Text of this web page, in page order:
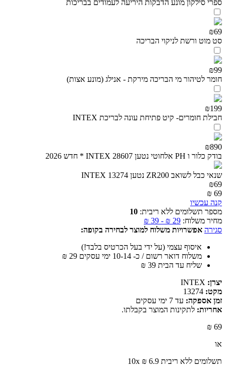
ספרי סילקון מונע הדבקות היריעה לעמודים בבריכות
₪69
סט מוט ורשת לניקוי הבריכה
₪99
חומר לטיהור מי הבריכה מירקת - אנילג (מונע אצות)
₪199
חבילת חומרים- קיט פתיחת עונה לבריכת INTEX
₪890
בודק כלור ו PH אלחוטי נטען INTEX 28607 * חדש 2026
שנאי כבל לשואב ZR200 נטען INTEX 13274
₪69
₪ 69
קנה עכשיו
מספר תשלומים ללא ריבית: 10
מחיר משלוח:
₪ 29
-
₪ 39
סגירה אפשרויות משלוח למוצר לבחירה בקופה:
איסוף עצמי (על ידי בעל הכרטיס בלבד!)
משלוח דואר רשום / כ- 10-14 ימי עסקים
₪ 29
שליח עד הבית
₪ 39
יצרן: INTEX
מקט: 13274
זמן אספקה: עד 7 ימי עסקים
אחריות: לתקינות המוצר בקבלתו.
₪ 69
או
תשלומים ללא ריבית
₪ 6.9